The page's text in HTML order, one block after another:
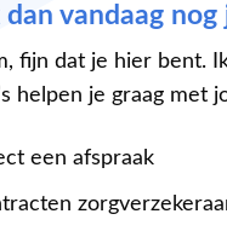
dan vandaag nog
fijn dat je hier bent.
helpen je graag met
een afspraak